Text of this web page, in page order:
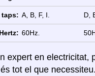
taps: A, B, F, I. D,
Hertz: 60Hz.
expert en electricitat,
tot el que